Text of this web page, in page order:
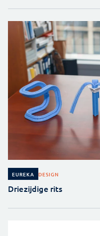
EUREKA DESIGN
Driezijdige rits